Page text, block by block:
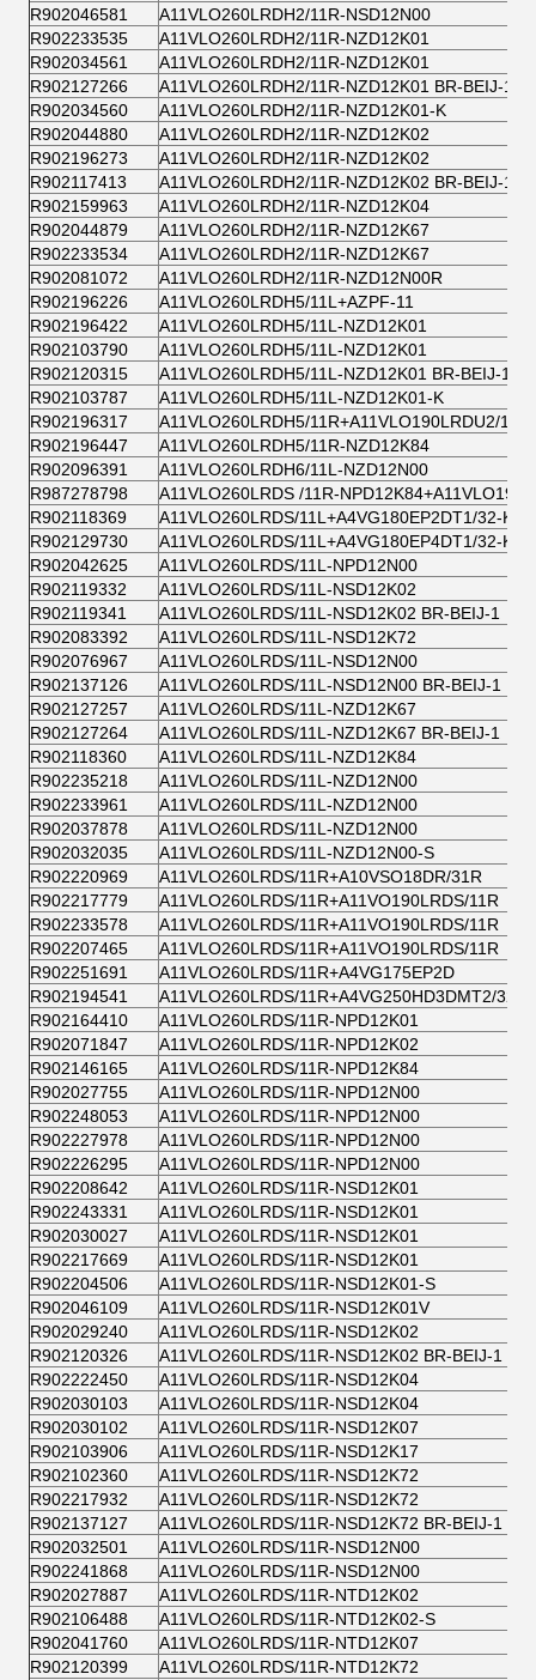
R902046581
A11VLO260LRDH2/11R-NSD12N00
R902233535
A11VLO260LRDH2/11R-NZD12K01
R902034561
A11VLO260LRDH2/11R-NZD12K01
R902127266
A11VLO260LRDH2/11R-NZD12K01 BR-BEIJ-1
R902034560
A11VLO260LRDH2/11R-NZD12K01-K
R902044880
A11VLO260LRDH2/11R-NZD12K02
R902196273
A11VLO260LRDH2/11R-NZD12K02
R902117413
A11VLO260LRDH2/11R-NZD12K02 BR-BEIJ-1
R902159963
A11VLO260LRDH2/11R-NZD12K04
R902044879
A11VLO260LRDH2/11R-NZD12K67
R902233534
A11VLO260LRDH2/11R-NZD12K67
R902081072
A11VLO260LRDH2/11R-NZD12N00R
R902196226
A11VLO260LRDH5/11L+AZPF-11
R902196422
A11VLO260LRDH5/11L-NZD12K01
R902103790
A11VLO260LRDH5/11L-NZD12K01
R902120315
A11VLO260LRDH5/11L-NZD12K01 BR-BEIJ-1
R902103787
A11VLO260LRDH5/11L-NZD12K01-K
R902196317
A11VLO260LRDH5/11R+A11VLO190LRDU2/11R
R902196447
A11VLO260LRDH5/11R-NZD12K84
R902096391
A11VLO260LRDH6/11L-NZD12N00
R987278798
A11VLO260LRDS /11R-
R902118369
A11VLO260LRDS/11L+A4VG180EP2DT1/32-K
R902129730
A11VLO260LRDS/11L+A4VG180EP4DT1/32-K
R902042625
A11VLO260LRDS/11L-NPD12N00
R902119332
A11VLO260LRDS/11L-NSD12K02
R902119341
A11VLO260LRDS/11L-NSD12K02 BR-BEIJ-1
R902083392
A11VLO260LRDS/11L-NSD12K72
R902076967
A11VLO260LRDS/11L-NSD12N00
R902137126
A11VLO260LRDS/11L-NSD12N00 BR-BEIJ-1
R902127257
A11VLO260LRDS/11L-NZD12K67
R902127264
A11VLO260LRDS/11L-NZD12K67 BR-BEIJ-1
R902118360
A11VLO260LRDS/11L-NZD12K84
R902235218
A11VLO260LRDS/11L-NZD12N00
R902233961
A11VLO260LRDS/11L-NZD12N00
R902037878
A11VLO260LRDS/11L-NZD12N00
R902032035
A11VLO260LRDS/11L-NZD12N00-S
R902220969
A11VLO260LRDS/11R+A10VSO18DR/31R
R902217779
A11VLO260LRDS/11R+A11VO190LRDS/11R
R902233578
A11VLO260LRDS/11R+A11VO190LRDS/11R
R902207465
A11VLO260LRDS/11R+A11VO190LRDS/11R
R902251691
A11VLO260LRDS/11R+A4VG175EP2D
R902194541
A11VLO260LRDS/11R+A4VG250HD3DMT2/32-K
R902164410
A11VLO260LRDS/11R-NPD12K01
R902071847
A11VLO260LRDS/11R-NPD12K02
R902146165
A11VLO260LRDS/11R-NPD12K84
R902027755
A11VLO260LRDS/11R-NPD12N00
R902248053
A11VLO260LRDS/11R-NPD12N00
R902227978
A11VLO260LRDS/11R-NPD12N00
R902226295
A11VLO260LRDS/11R-NPD12N00
R902208642
A11VLO260LRDS/11R-NSD12K01
R902243331
A11VLO260LRDS/11R-NSD12K01
R902030027
A11VLO260LRDS/11R-NSD12K01
R902217669
A11VLO260LRDS/11R-NSD12K01
R902204506
A11VLO260LRDS/11R-NSD12K01-S
R902046109
A11VLO260LRDS/11R-NSD12K01V
R902029240
A11VLO260LRDS/11R-NSD12K02
R902120326
A11VLO260LRDS/11R-NSD12K02 BR-BEIJ-1
R902222450
A11VLO260LRDS/11R-NSD12K04
R902030103
A11VLO260LRDS/11R-NSD12K04
R902030102
A11VLO260LRDS/11R-NSD12K07
R902103906
A11VLO260LRDS/11R-NSD12K17
R902102360
A11VLO260LRDS/11R-NSD12K72
R902217932
A11VLO260LRDS/11R-NSD12K72
R902137127
A11VLO260LRDS/11R-NSD12K72 BR-BEIJ-1
R902032501
A11VLO260LRDS/11R-NSD12N00
R902241868
A11VLO260LRDS/11R-NSD12N00
R902027887
A11VLO260LRDS/11R-NTD12K02
R902106488
A11VLO260LRDS/11R-NTD12K02-S
R902041760
A11VLO260LRDS/11R-NTD12K07
R902120399
A11VLO260LRDS/11R-NTD12K72